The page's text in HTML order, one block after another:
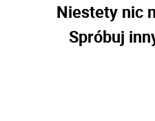
Niestety nic
Spróbuj